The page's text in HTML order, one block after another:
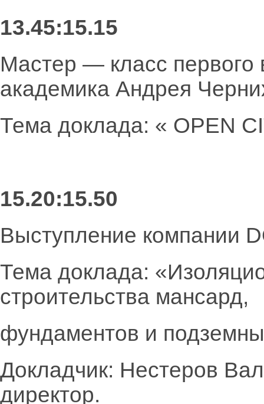
13.45:15.15
Мастер — класс
академика Андрея
Тема доклада: « OPEN
15.20:15.50
Выступление компании
Тема доклада:
строительства мансард,
фундаментов и
Докладчик: Нестеров
директор.